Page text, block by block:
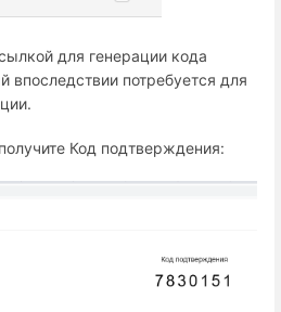
для генерации кода
впоследствии потребуется для
Код подтверждения: